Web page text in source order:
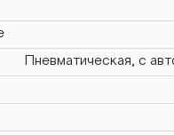
Пневматическая, с